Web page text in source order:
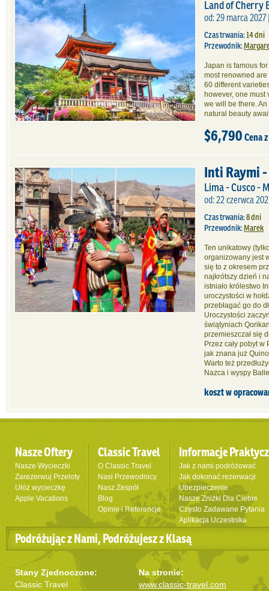
Land of Cherry
od: 29 marca
Czas trwania:14 dni
Przewodnik:
Japan is famous
most renowned
60 different
however, one
we will be there.
natural beauty
$6,790 Cena
Inti Raymi
Lima - Cusco -
od: 22 czerwca
Czas trwania:8 dni
Przewodnik:Marek
Ten unikatowy
organizowany jest
się to z okresem
najkrótszy dzień i
istniało królestwo
uroczystości w
przebłagać go do
Uroczystości
świątyniach
przemieszczał się
Przez cały pobyt
jak znana już
Warto też
Nazca i wyspy
koszt w
Nasze Oftery
Nasze Wycieczki
Zarezerwuj Przeloty
Ułóż wycieczkę
Apple Vacations
Classic Travel
O Classic Travel
Nasi Przewodnicy
Nasz Zespół
Blog
Opinie i Referencje
Informacje
Jak z nami podróżować
Jak dokonać rezerwacji
Ubezpieczenie
Nasze Zniżki Dla Ciebie
Często Zadawane Pytania
Aplikacja Uczestnika
Podróżując z Nami, Podróżujesz z Klasą
Stany Zjednoczone:
Classic Travel
Na stronie:
www.classic-travel.com